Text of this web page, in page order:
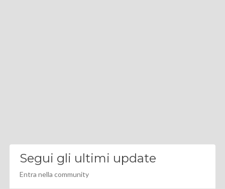
Segui gli ultimi update
Entra nella community